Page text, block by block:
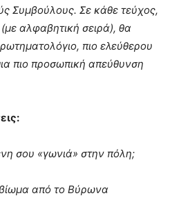
Συμβούλους. Σε κάθε τεύχος,
αλφαβητική σειρά), θα
πιο ελεύθερου
πιο προσωπική απεύθυνση
σου «γωνιά» στην πόλη;
από το Βύρωνα